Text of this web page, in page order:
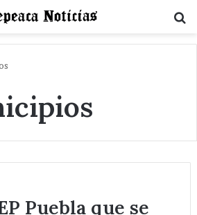
Puebla que se